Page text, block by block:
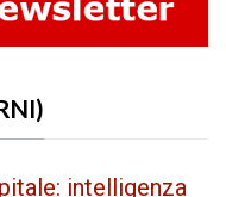
intelligenza